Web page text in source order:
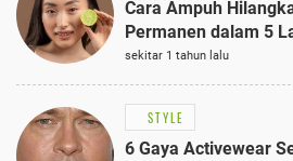
Cara Ampuh
Permanen dalam 5
sekitar 1 tahun lalu
STYLE
6 Gaya Activewear